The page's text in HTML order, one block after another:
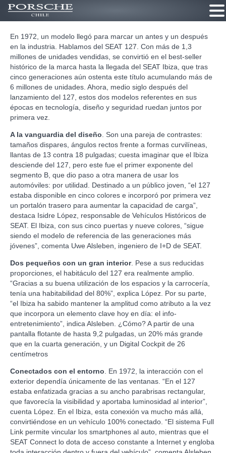
En 1972, un modelo llegó para marcar un antes y un después
en la industria. Hablamos del SEAT 127. Con más de 1,3
millones de unidades vendidas, se convirtió en el best-seller
histórico de la marca hasta la llegada del SEAT Ibiza, que tras
cinco generaciones aún ostenta este título acumulando más de
6 millones de unidades. Ahora, medio siglo después del
lanzamiento del 127, estos dos modelos referentes en sus
épocas en tecnología, diseño y seguridad ruedan juntos por
primera vez.
A la vanguardia del diseño . Son una pareja de contrastes:
tamaños dispares, ángulos rectos frente a formas curvilíneas,
llantas de 13 contra 18 pulgadas; cuesta imaginar que el Ibiza
desciende del 127, pero este fue el primer exponente del
segmento B, que dio paso a otra manera de usar los
automóviles: por utilidad. Destinado a un público joven, “el 127
estaba disponible en cinco colores e incorporó por primera vez
un portalón trasero para aumentar la capacidad de carga”,
destaca Isidre López, responsable de Vehículos Históricos de
SEAT. El Ibiza, con sus cinco puertas y nueve colores, “sigue
siendo el modelo de referencia de las generaciones más
jóvenes”, comenta Uwe Alsleben, ingeniero de I+D de SEAT.
Dos pequeños con un gran interior. Pese a sus reducidas
proporciones, el habitáculo del 127 era realmente amplio.
“Gracias a su buena utilización de los espacios y la carrocería,
tenía una habitabilidad del 80%”, explica López. Por su parte,
“el Ibiza ha sabido mantener la amplitud como atributo a la vez
que incorpora un elemento clave hoy en día: el info-
entretenimiento”, indica Alsleben. ¿Cómo? A partir de una
pantalla flotante de hasta 9,2 pulgadas, un 20% más grande
que en la cuarta generación, y un Digital Cockpit de 26
centímetros
Conectados con el entorno . En 1972, la interacción con el
exterior dependía únicamente de las ventanas. “En el 127
estaba enfatizada gracias a su ancho parabrisas rectangular,
que favorecía la visibilidad y aportaba luminosidad al interior”,
cuenta López. En el Ibiza, esta conexión va mucho más allá,
convirtiéndose en un vehículo 100% conectado. “El sistema Full
Link permite vincular los smartphones al auto, mientras que el
SEAT Connect lo dota de acceso constante a Internet y engloba